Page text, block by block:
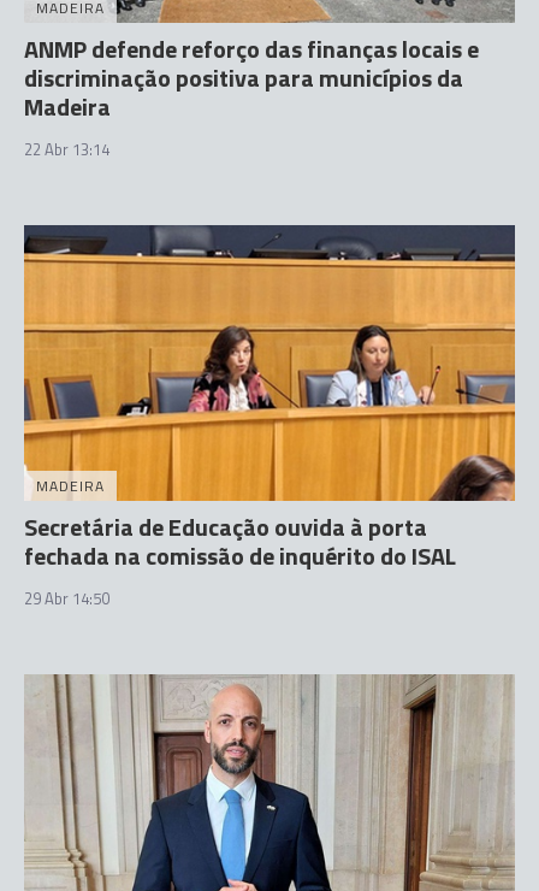
MADEIRA
ANMP defende reforço das finanças locais e
discriminação positiva para municípios da
Madeira
22 Abr 13:14
MADEIRA
Secretária de Educação ouvida à porta
fechada na comissão de inquérito do ISAL
29 Abr 14:50